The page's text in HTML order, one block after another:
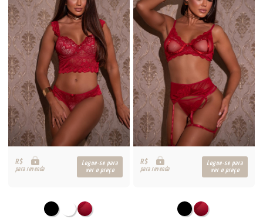
R$
para revenda
Logue-se para
ver o preço
R$
para revenda
Logue-se para
ver o preço